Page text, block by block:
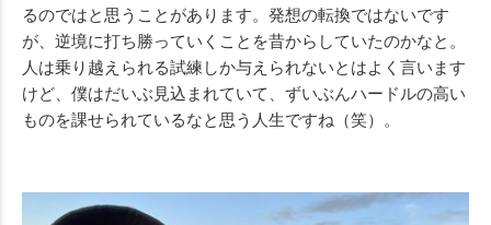
るのではと思うことがあります。発想の転換ではないです
が、逆境に打ち勝っていくことを昔からしていたのかなと。
人は乗り越えられる試練しか与えられないとはよく言います
けど、僕はだいぶ見込まれていて、ずいぶんハードルの高い
ものを課せられているなと思う人生ですね（笑）。